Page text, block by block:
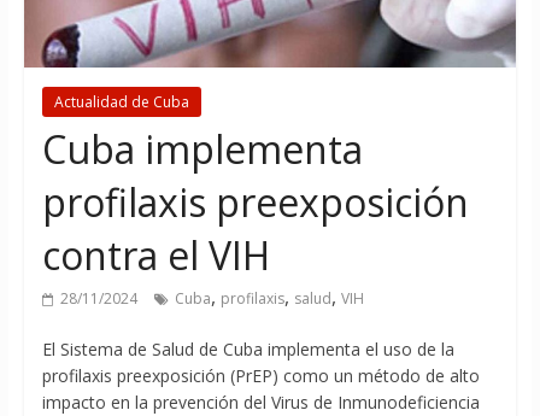
Actualidad de Cuba
Cuba implementa
profilaxis preexposición
contra el VIH
28/11/2024 Cuba, profilaxis, salud, VIH
El Sistema de Salud de Cuba implementa el uso de la
profilaxis preexposición (PrEP) como un método de alto
impacto en la prevención del Virus de Inmunodeficiencia